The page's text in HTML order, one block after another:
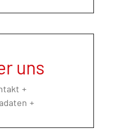
uns